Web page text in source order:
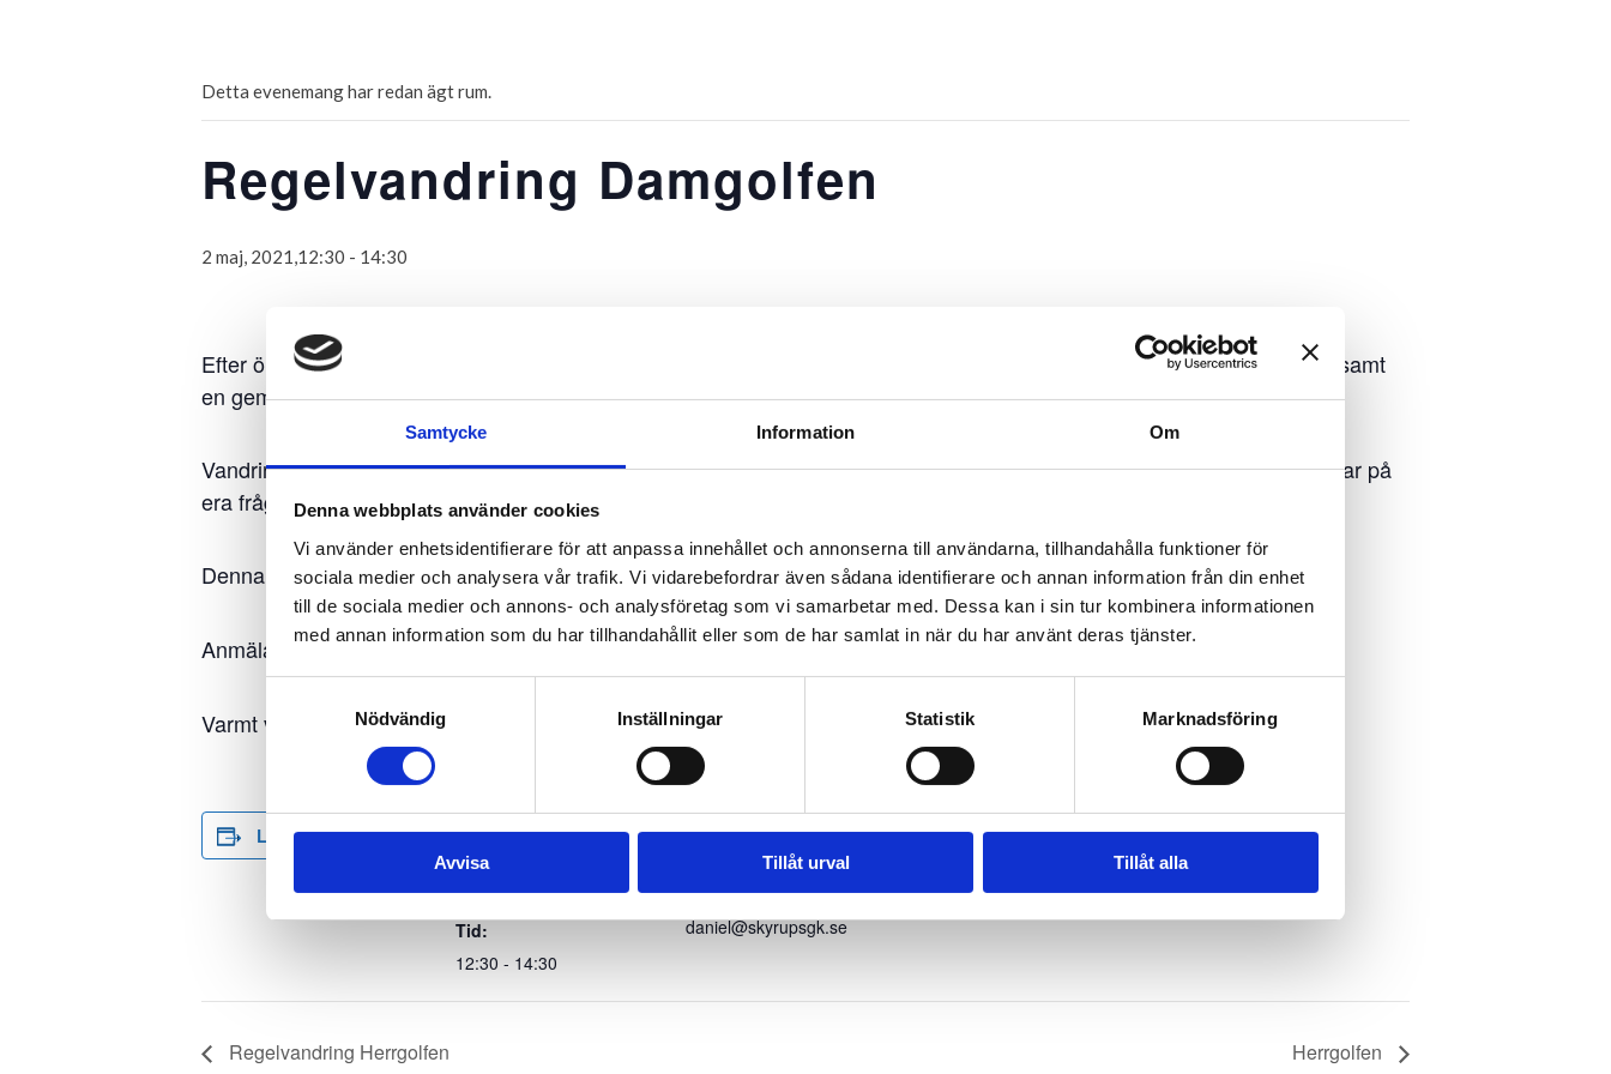
Samtycke Information Om
Denna webbplats använder cookies
Vi använder enhetsidentifierare för att anpassa innehållet och annonserna till användarna, tillhandahålla funktioner för
sociala medier och analysera vår trafik. Vi vidarebefordrar även sådana identifierare och annan information från din enhet
till de sociala medier och annons- och analysföretag som vi samarbetar med. Dessa kan i sin tur kombinera informationen
med annan information som du har tillhandahållit eller som de har samlat in när du har använt deras tjänster.
Nödvändig
Inställningar Statistik Marknadsföring
Avvisa Tillåt urval Tillåt alla
Detta evenemang har redan ägt rum.
Regelvandring Damgolfen
2 maj, 2021,12:30 - 14:30
Efter önskemål under höstens work-shop, kommer vi denna säsong erbjuda regelvandringar för de olika kommittéerna, samt
en gemensam klubbregelvandring.
Vandringen tar c:a 90 minuter där Solveig Wennerholm går igenom de viktigaste reglerna under en golfrunda, samt svarar på
era frågor.
Denna runda är förDamgolfarna.
Anmälan sker via Min Golf, eller via mail tilldaniel@skyrupsgk.se
Varmt välkomna!
Lägg till i kalender
DETALJER
Datum:
2 maj, 2021
Tid:
12:30 - 14:30
ARRANGÖR
Daniel Edvardsson
E-post
daniel@skyrupsgk.se
PLATS
Regelvandring Herrgolfen Herrgolfen